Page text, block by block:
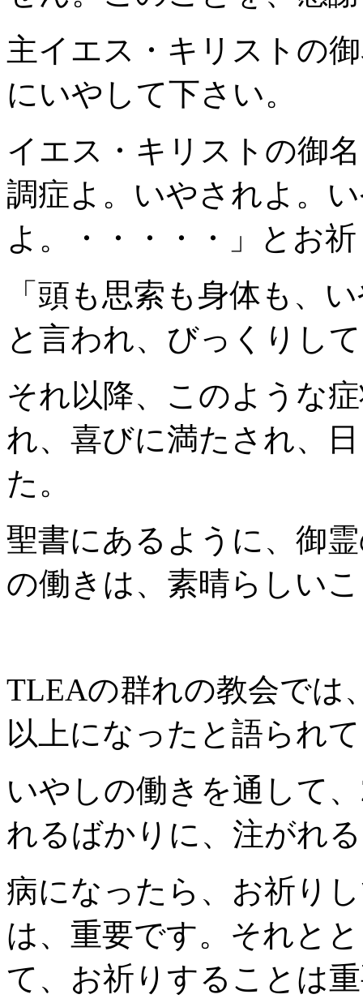
主イエス・キリストの
にいやして下さい。
イエス・キリストの御
調症よ。いやされよ。
よ。・・・・・」とお
「頭も思索も身体も、
と言われ、びっくりし
それ以降、このような
れ、喜びに満たされ、
た。
聖書にあるように、御
の働きは、素晴らしい
TLEAの群れの教会では
以上になったと語られ
いやしの働きを通して
れるばかりに、注がれ
病になったら、お祈り
は、重要です。それと
て、お祈りすることは